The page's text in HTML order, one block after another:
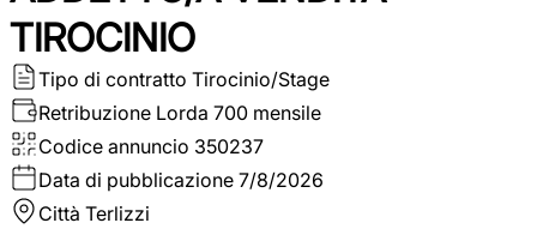
TIROCINIO
Tipo di contratto Tirocinio/Stage
Retribuzione Lorda 700 mensile
Codice annuncio 350237
Data di pubblicazione 7/8/2026
Città Terlizzi